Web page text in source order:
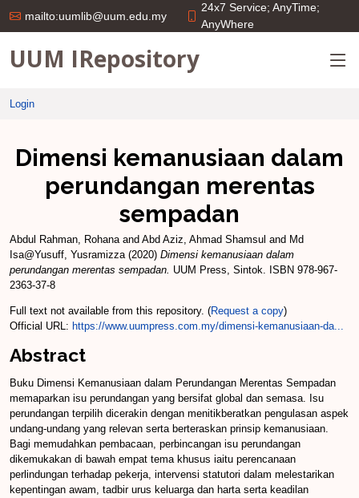
mailto:uumlib@uum.edu.my
24x7 Service; AnyTime;
AnyWhere
UUM IRepository
Login
Dimensi kemanusiaan dalam
perundangan merentas
sempadan
Abdul Rahman, Rohanaand Abd Aziz, Ahmad Shamsul and Md
Isa@Yusuff, Yusramizza(2020) Dimensi kemanusiaan dalam
perundangan merentas sempadan. UUM Press, Sintok. ISBN 978-967-
2363-37-8
Full text not available from this repository. (Request a copy)
Official URL: https://www.uumpress.com.my/dimensi-kemanusiaan-da...
Abstract
Buku Dimensi Kemanusiaan dalam Perundangan Merentas Sempadan
memaparkan isu perundangan yang bersifat global dan semasa. Isu
perundangan terpilih dicerakin dengan menitikberatkan pengulasan aspek
undang-undang yang relevan serta berteraskan prinsip kemanusiaan.
Bagi memudahkan pembacaan, perbincangan isu perundangan
dikemukakan di bawah empat tema khusus iaitu perencanaan
perlindungan terhadap pekerja, intervensi statutori dalam melestarikan
kepentingan awam, tadbir urus keluarga dan harta serta keadilan